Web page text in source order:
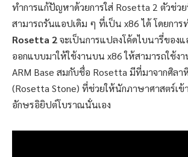
ทำการแก้ปัญหาด้วยการใส่ Rosetta 2 ตัวช่ว
สามารถรันแอปเดิม ๆ ที่เป็น x86 ได้ โดยการ
Rosetta 2จะเป็นการแปลงโค้ดไบนารี่ของ
ออกแบบมาให้ใช้งานบน x86 ให้สามารถใช้
ARM Base สมกับชื่อ Rosetta มีที่มาจากศิลา
(Rosetta Stone) ที่ช่วยให้นักภาษาศาสตร์เข้
อักษรอิยิปต์โบราณนั่นเอง